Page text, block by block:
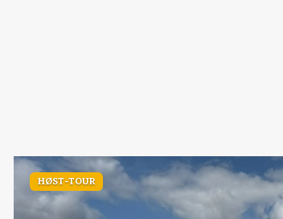
HØST-TOUR